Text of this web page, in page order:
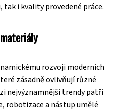
tak i kvality provedené práce.
rozvoji moderních
zásadně ovlivňují různé
nejvýznamnější trendy patří
robotizace a nástup umělé